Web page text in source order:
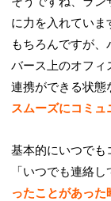
に力を入れていま
もちろんですが、
バース上のオフィ
連携ができる状態
スムーズにコミュ
基本的にいつでも
「いつでも連絡
ったことがあった